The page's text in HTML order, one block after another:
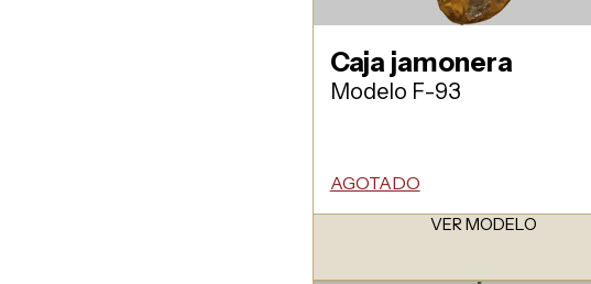
Caja jamonera
Modelo F-93
AGOTADO
VER MODELO